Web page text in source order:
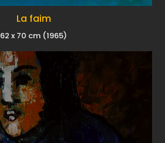
La faim
62 x 70 cm (1965)